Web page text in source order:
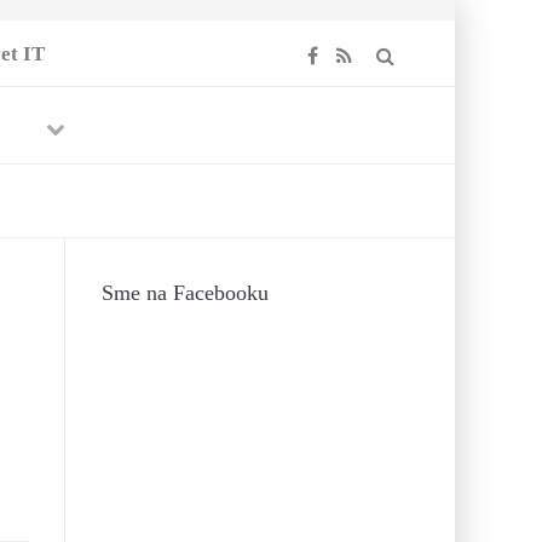
IT
Previous
Next
Sme na Facebooku